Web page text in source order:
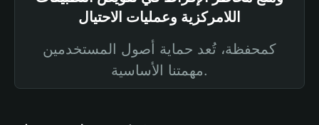
اللامركزية وعمليات الاحتيال
كمحفظة، تُعد حماية أصول المستخدمين
مهمتنا الأساسية.